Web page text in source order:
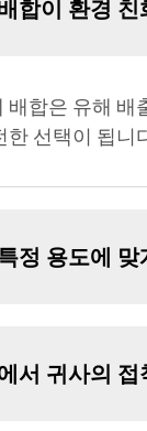
합이 환경
배합은 유해
한 선택이 됩니
정 용도에
서 귀사의